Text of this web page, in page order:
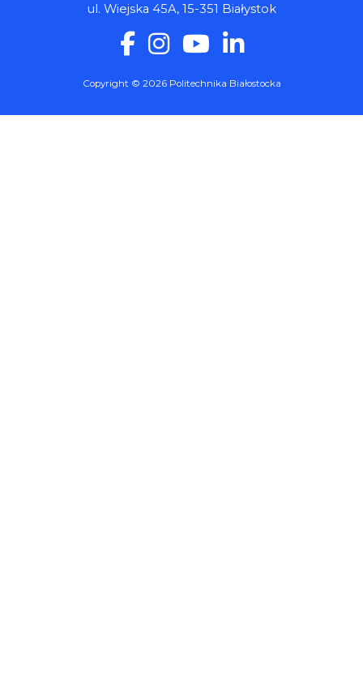
ul. Wiejska 45A, 15-351 Białystok
Copyright © 2026 Politechnika Białostocka